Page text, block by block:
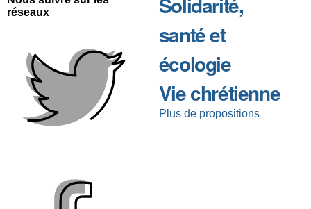
réseaux
santé et
écologie
Vie chrétienne
Plus de propositions